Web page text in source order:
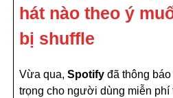
hát nào theo ý
bị shuffle
Vừa qua, Spotify đã thông
trọng cho người dùng miễn phí